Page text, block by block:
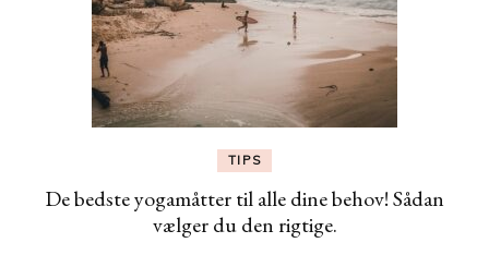
TIPS
De bedste yogamåtter til alle dine behov! Sådan
vælger du den rigtige.